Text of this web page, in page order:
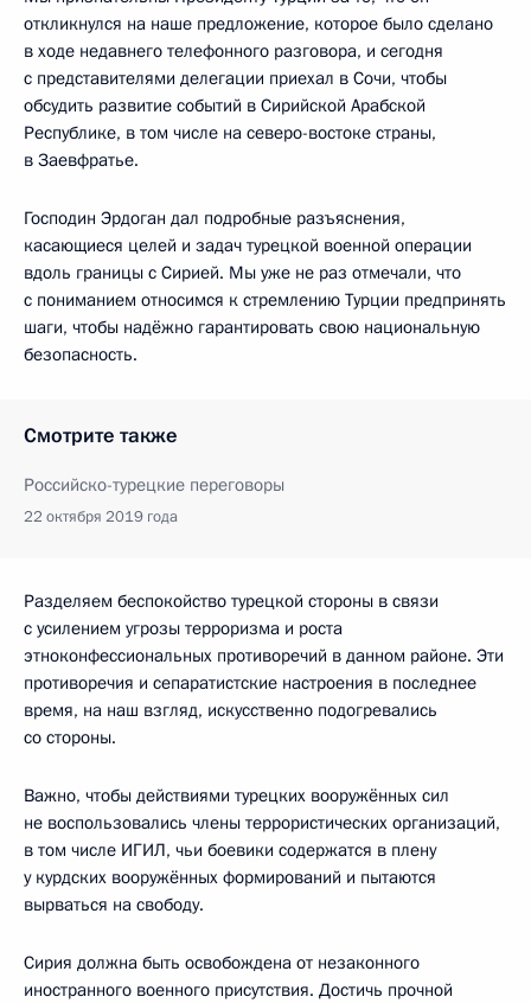
откликнулся на наше предложение, которое было сделано
в ходе недавнего телефонного разговора, и сегодня
с представителями делегации приехал в Сочи, чтобы
обсудить развитие событий в Сирийской Арабской
Республике, в том числе на северо-востоке страны,
в Заевфратье.
Господин Эрдоган дал подробные разъяснения,
касающиеся целей и задач турецкой военной операции
вдоль границы с Сирией. Мы уже не раз отмечали, что
с пониманием относимся к стремлению Турции предпринять
шаги, чтобы надёжно гарантировать свою национальную
безопасность.
Смотрите также
Российско-турецкие переговоры
22 октября 2019 года
Разделяем беспокойство турецкой стороны в связи
с усилением угрозы терроризма и роста
этноконфессиональных противоречий в данном районе. Эти
противоречия и сепаратистские настроения в последнее
время, на наш взгляд, искусственно подогревались
со стороны.
Важно, чтобы действиями турецких вооружённых сил
не воспользовались члены террористических организаций,
в том числе ИГИЛ, чьи боевики содержатся в плену
у курдских вооружённых формирований и пытаются
вырваться на свободу.
Сирия должна быть освобождена от незаконного
иностранного военного присутствия. Достичь прочной